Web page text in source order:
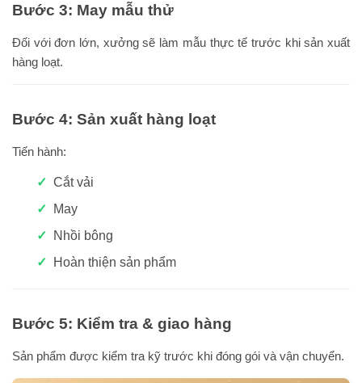
Bước 3: May mẫu thử
Đối với đơn lớn, xưởng sẽ làm mẫu thực tế trước khi sản xuất
hàng loạt.
Bước 4: Sản xuất hàng loạt
Tiến hành:
Cắt vải
May
Nhồi bông
Hoàn thiện sản phẩm
Bước 5: Kiểm tra & giao hàng
Sản phẩm được kiểm tra kỹ trước khi đóng gói và vận chuyển.